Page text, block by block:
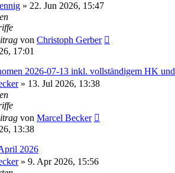
» 22. Jun 2026, 15:47
von Christoph Gerber
17:01
2026-07-13 inkl. vollständigem HK
» 13. Jul 2026, 13:38
von Marcel Becker
13:38
2026
» 9. Apr 2026, 15:56